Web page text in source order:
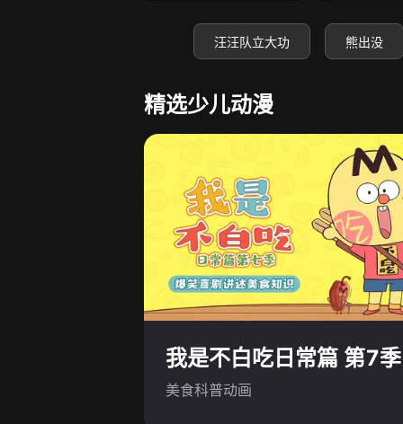
汪汪队立大功 熊出没
精选少儿动漫
我是不白吃日常篇 第7季
美食科普动画